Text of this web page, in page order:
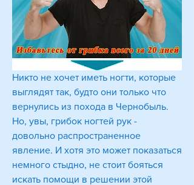
Никто не хочет иметь ногти, которые
выглядят так, будто они только что
вернулись из похода в Чернобыль.
Но, увы, грибок ногтей рук -
довольно распространенное
явление. И хотя это может показаться
немного стыдно, не стоит бояться
искать помощи в решении этой